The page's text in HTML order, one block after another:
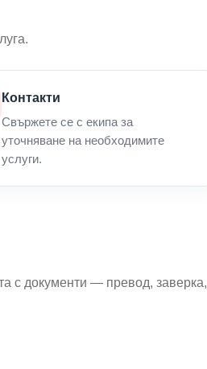
Контакти
Свържете се с екипа за
уточняване на необходимите
услуги.
с документи — превод, заверка,